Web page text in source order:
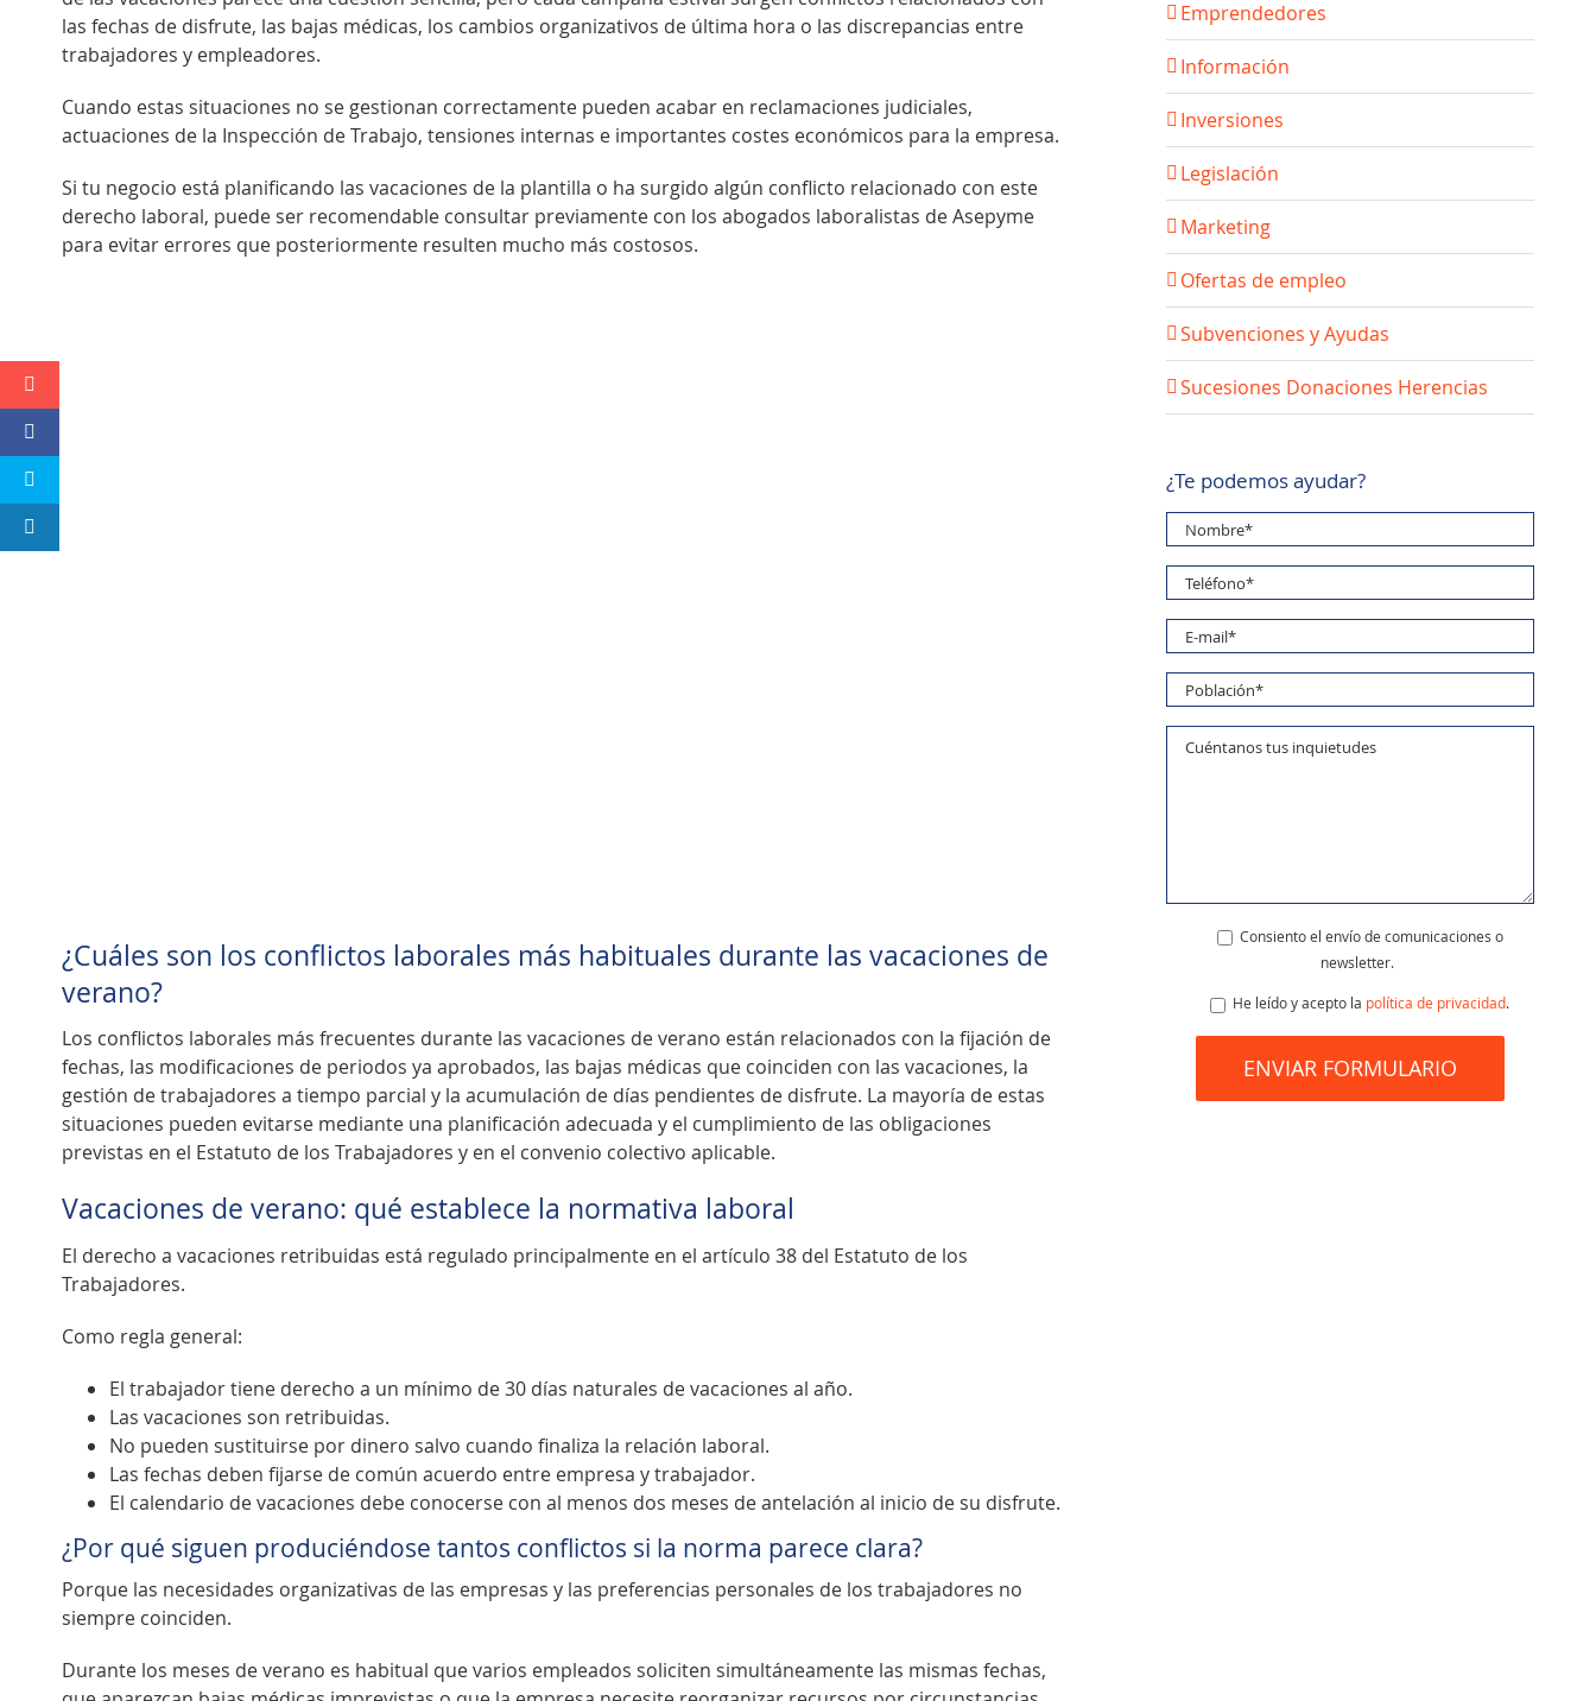
las fechas de disfrute, las bajas médicas, los cambios organizativos de última hora o las discrepancias entre
trabajadores y empleadores.
Cuando estas situaciones no se gestionan correctamente pueden acabar en reclamaciones judiciales,
actuaciones de la Inspección de Trabajo, tensiones internas e importantes costes económicos para la empresa.
Si tu negocio está planificando las vacaciones de la plantilla o ha surgido algún conflicto relacionado con este
derecho laboral, puede ser recomendable consultar previamente con los abogados laboralistas de Asepyme
para evitar errores que posteriormente resulten mucho más costosos.
¿Cuáles son los conflictos laborales más habituales durante las vacaciones de
verano?
Los conflictos laborales más frecuentes durante las vacaciones de verano están relacionados con la fijación de
fechas, las modificaciones de periodos ya aprobados, las bajas médicas que coinciden con las vacaciones, la
gestión de trabajadores a tiempo parcial y la acumulación de días pendientes de disfrute. La mayoría de estas
situaciones pueden evitarse mediante una planificación adecuada y el cumplimiento de las obligaciones
previstas en el Estatuto de los Trabajadores y en el convenio colectivo aplicable.
Vacaciones de verano: qué establece la normativa laboral
El derecho a vacaciones retribuidas está regulado principalmente en el artículo 38 del Estatuto de los
Trabajadores.
Como regla general:
El trabajador tiene derecho a un mínimo de 30 días naturales de vacaciones al año.
Las vacaciones son retribuidas.
No pueden sustituirse por dinero salvo cuando finaliza la relación laboral.
Las fechas deben fijarse de común acuerdo entre empresa y trabajador.
El calendario de vacaciones debe conocerse con al menos dos meses de antelación al inicio de su disfrute.
¿Por qué siguen produciéndose tantos conflictos si la norma parece clara?
Porque las necesidades organizativas de las empresas y las preferencias personales de los trabajadores no
siempre coinciden.
Durante los meses de verano es habitual que varios empleados soliciten simultáneamente las mismas fechas,
Emprendedores
Información
Inversiones
Legislación
Marketing
Ofertas de empleo
Subvenciones y Ayudas
Sucesiones Donaciones Herencias
¿Te podemos ayudar?
Consiento el envío de comunicaciones o
newsletter.
He leído y acepto la política de privacidad.